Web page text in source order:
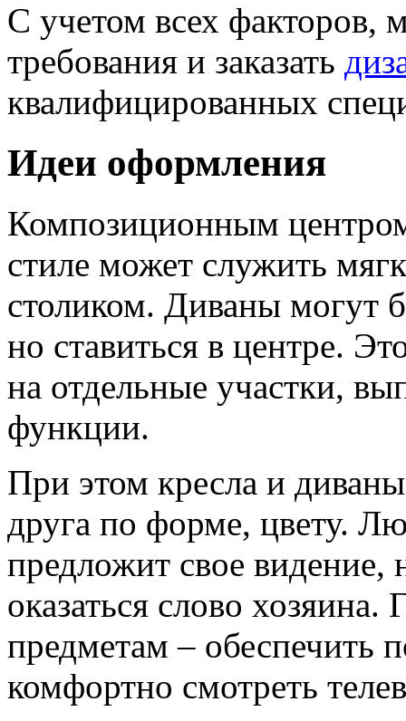
С учетом всех факторов,
требования и заказать
квалифицированных
Идеи оформления
Композиционным
стиле может служить
столиком. Диваны могут
но ставиться в центре.
на отдельные участки,
функции.
При этом кресла и
друга по форме, цвету.
предложит свое
оказаться слово
предметам – обеспечить
комфортно смотреть